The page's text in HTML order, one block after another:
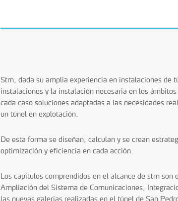
Stm, dada su amplia experiencia en instalaciones de
instalaciones y la instalación necesaria en los
cada caso soluciones adaptadas a las necesidades
un túnel en explotación.
De esta forma se diseñan, calculan y se crean
optimización y eficiencia en cada acción.
Los capítulos comprendidos en el alcance de stm
Ampliación del Sistema de Comunicaciones,
las nuevas galerías realizadas en el túnel de San